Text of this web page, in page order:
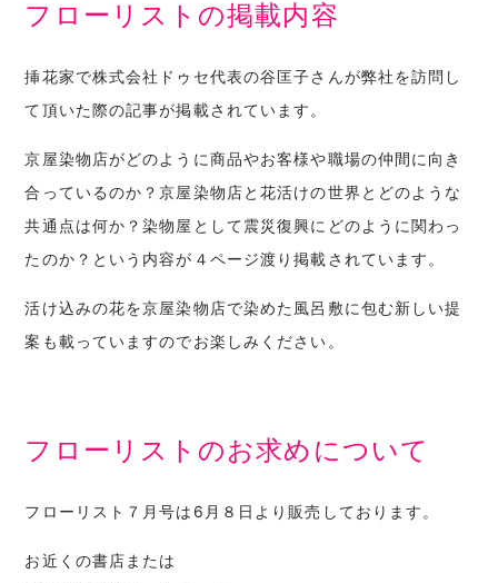
フローリストの掲載内容
挿花家で株式会社ドゥセ代表の谷匡子さんが弊社を訪問し
て頂いた際の記事が掲載されています。
京屋染物店がどのように商品やお客様や職場の仲間に向き
合っているのか？京屋染物店と花活けの世界とどのような
共通点は何か？染物屋として震災復興にどのように関わっ
たのか？という内容が４ページ渡り掲載されています。
活け込みの花を京屋染物店で染めた風呂敷に包む新しい提
案も載っていますのでお楽しみください。
フローリストのお求めについて
フローリスト７月号は6月８日より販売しております。
お近くの書店または